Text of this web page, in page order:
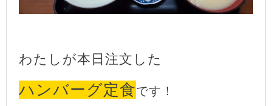
わたしが本日注文した
ハンバーグ定食です！